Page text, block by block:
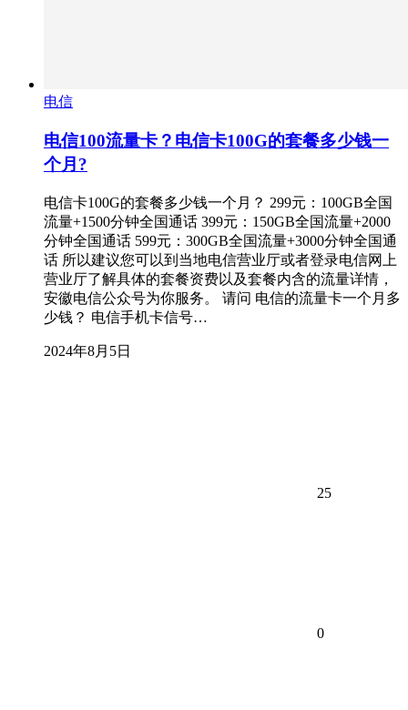
电信
电信100流量卡？电信卡100G的套餐多少钱一
个月?
电信卡100G的套餐多少钱一个月？ 299元：100GB全国
流量+1500分钟全国通话 399元：150GB全国流量+2000
分钟全国通话 599元：300GB全国流量+3000分钟全国通
话 所以建议您可以到当地电信营业厅或者登录电信网上
营业厅了解具体的套餐资费以及套餐内含的流量详情，
安徽电信公众号为你服务。 请问 电信的流量卡一个月多
少钱？ 电信手机卡信号…
2024年8月5日
25
0